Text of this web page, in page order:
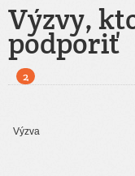
Výzvy,
podporiť
2